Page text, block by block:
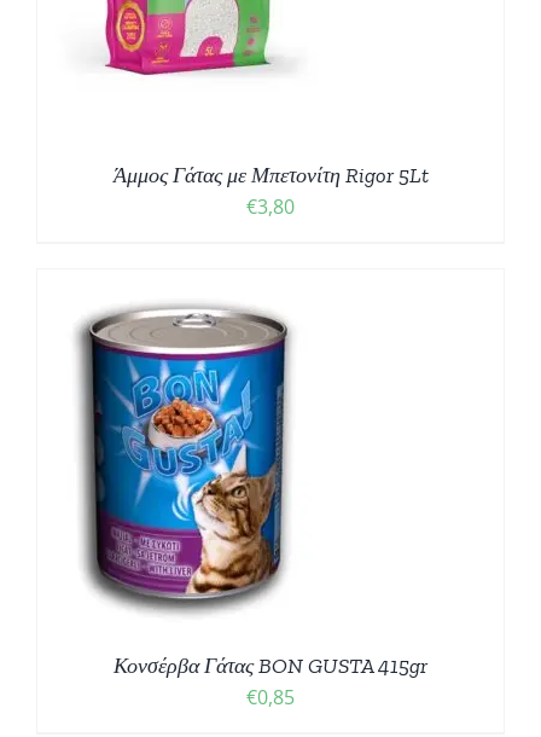
Άμμος Γάτας με Μπετονίτη Rigor 5Lt
€3,80
Κονσέρβα Γάτας BON GUSTA 415gr
€0,85